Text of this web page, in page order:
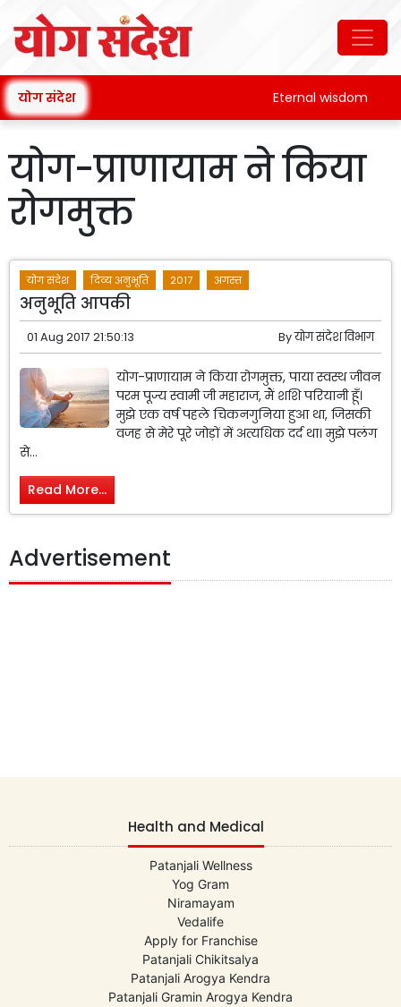
योग संदेश Eternal wisdom
योग-प्राणायाम ने किया
रोगमुक्त
योग संदेश दिव्य अनुभूति 2017 अगस्त
अनुभूति आपकी
01 Aug 2017 21:50:13 Byयोग संदेश विभाग
योग-प्राणायाम ने किया रोगमुक्त, पाया स्वस्थ जीवन
परम पूज्य स्वामी जी महाराज, मैं शशि परियानी हूँ।
मुझे एक वर्ष पहले चिकनगुनिया हुआ था, जिसकी
वजह से मेरे पूरे जोड़ों में अत्यधिक दर्द था। मुझे पलंग
से...
Read More...
Advertisement
Health and Medical
Patanjali Wellness
Yog Gram
Niramayam
Vedalife
Apply for Franchise
Patanjali Chikitsalya
Patanjali Arogya Kendra
Patanjali Gramin Arogya Kendra